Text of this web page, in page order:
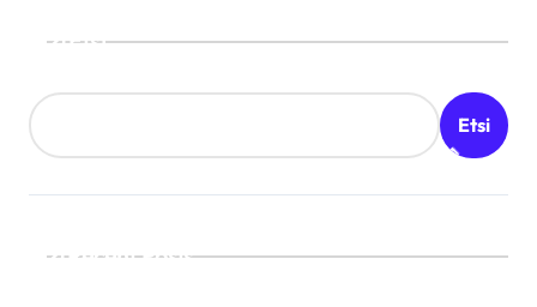
Etsi
Etsi
Recent Posts